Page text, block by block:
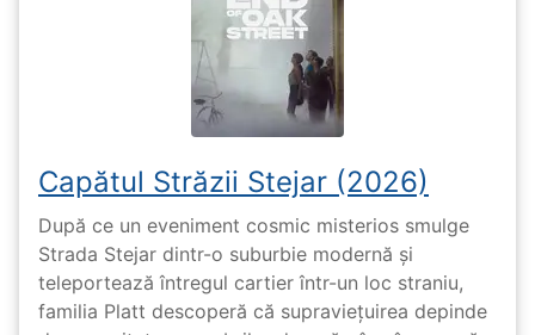
Capătul Străzii Stejar (2026)
După ce un eveniment cosmic misterios smulge
Strada Stejar dintr-o suburbie modernă și
teleportează întregul cartier într-un loc straniu,
familia Platt descoperă că supraviețuirea depinde